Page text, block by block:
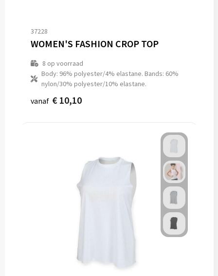
37228
WOMEN'S FASHION CROP TOP
8 op voorraad
Body: 96% polyester/4% elastane. Bands: 60%
nylon/30% polyester/10% elastane.
vanaf € 10,10